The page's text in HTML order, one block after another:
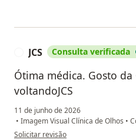
JCS Consulta verificada
Ótima médica. Gosto
voltandoJCS
11 de junho de 2026
• Imagem Visual Clínica de Olhos •
na opinião do utilizador JCS
Solicitar revisão